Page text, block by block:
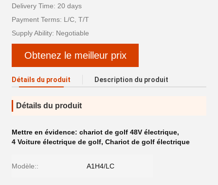
Delivery Time: 20 days
Payment Terms: L/C, T/T
Supply Ability: Negotiable
Obtenez le meilleur prix
Détails du produit Description du produit
Détails du produit
Mettre en évidence: chariot de golf 48V électrique,
4 Voiture électrique de golf, Chariot de golf électrique
Modèle:: A1H4/LC